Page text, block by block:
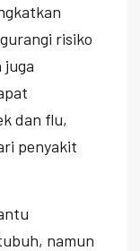
risiko
juga
dan flu,
penyakit
namun